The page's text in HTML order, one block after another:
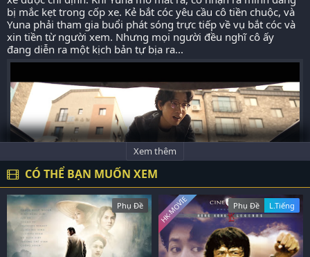
bị mắc kẹt trong cốp xe. Kẻ bắt cóc yêu cầu cô tiền chuộc, và
Yuna phải tham gia buổi phát sóng trực tiếp về vụ bắt cóc và
xin tiền từ người xem. Nhưng mọi người đều nghĩ cô ấy
đang diễn ra một kịch bản tự bịa ra...
Xem thêm
CÓ THỂ BẠN MUỐN XEM
Phụ Đề Phụ Đề L.Tiếng
HK-MOVIE